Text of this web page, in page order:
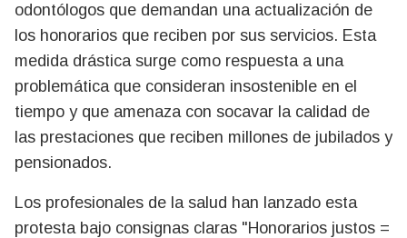
odontólogos que demandan una actualización de
los honorarios que reciben por sus servicios. Esta
medida drástica surge como respuesta a una
problemática que consideran insostenible en el
tiempo y que amenaza con socavar la calidad de
las prestaciones que reciben millones de jubilados y
pensionados.
Los profesionales de la salud han lanzado esta
protesta bajo consignas claras "Honorarios justos =